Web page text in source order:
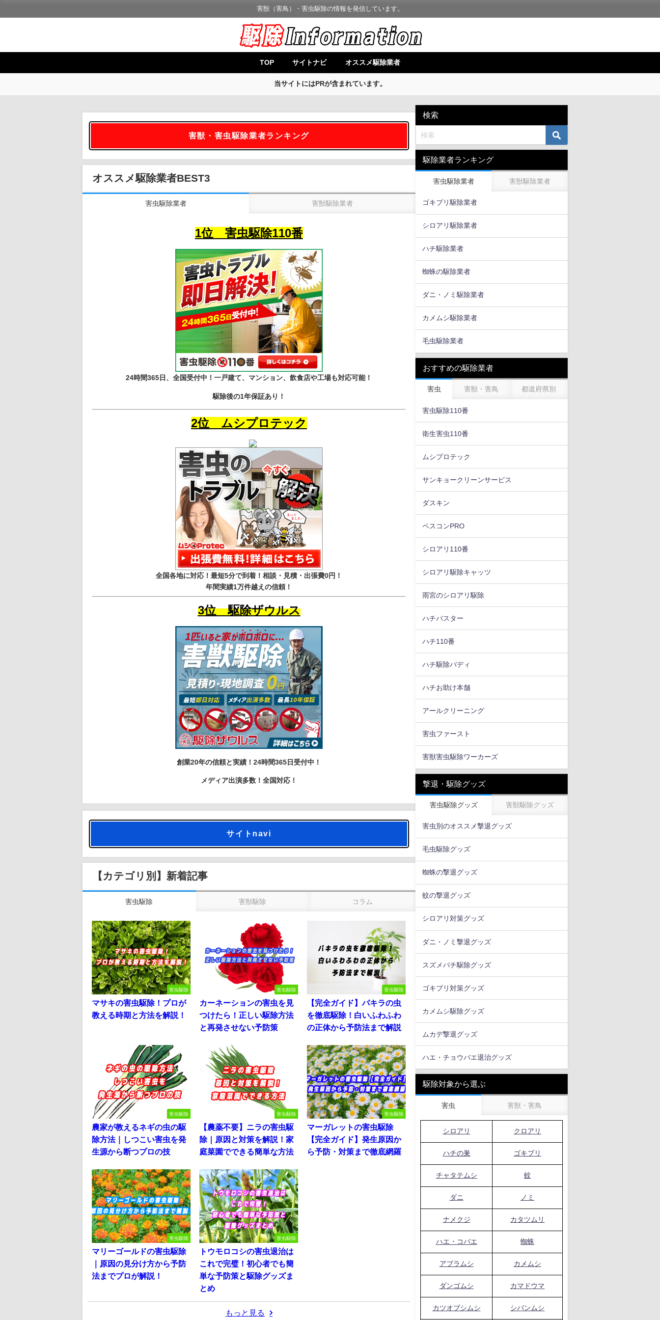
害獣（害鳥）・害虫駆除の情報を発信しています。
TOP サイトナビ オススメ駆除業者
当サイトにはPRが含まれています。
害獣・害虫駆除業者ランキング
オススメ駆除業者BEST3
害虫駆除業者 害獣駆除業者
1位 害虫駆除110番
24時間365日、全国受付中！一戸建て、マンション、飲食店や工場も対応可能！
駆除後の1年保証あり！
2位 ムシプロテック
全国各地に対応！最短5分で到着！相談・見積・出張費0円！
年間実績1万件越えの信頼！
3位 駆除ザウルス
創業20年の信頼と実績！24時間365日受付中！
メディア出演多数！全国対応！
サイトnavi
【カテゴリ別】新着記事
害虫駆除 害獣駆除 コラム
害虫駆除
マサキの害虫駆除！プロが
教える時期と方法を解説！
害虫駆除
カーネーションの害虫を見
つけたら！正しい駆除方法
と再発させない予防策
害虫駆除
【完全ガイド】パキラの虫
を徹底駆除！白いふわふわ
の正体から予防法まで解説
害虫駆除
農家が教えるネギの虫の駆
除方法｜しつこい害虫を発
生源から断つプロの技
害虫駆除
【農薬不要】ニラの害虫駆
除｜原因と対策を解説！家
庭菜園でできる簡単な方法
害虫駆除
マーガレットの害虫駆除
【完全ガイド】発生原因か
ら予防・対策まで徹底網羅
害虫駆除
マリーゴールドの害虫駆除
｜原因の見分け方から予防
法までプロが解説！
害虫駆除
トウモロコシの害虫退治は
これで完璧！初心者でも簡
単な予防策と駆除グッズま
とめ
もっと見る
検索
駆除業者ランキング
害虫駆除業者 害獣駆除業者
ゴキブリ駆除業者
シロアリ駆除業者
ハチ駆除業者
蜘蛛の駆除業者
ダニ・ノミ駆除業者
カメムシ駆除業者
毛虫駆除業者
おすすめの駆除業者
害虫 害獣・害鳥 都道府県別
害虫駆除110番
衛生害虫110番
ムシプロテック
サンキョークリーンサービス
ダスキン
ペスコンPRO
シロアリ110番
シロアリ駆除キャッツ
雨宮のシロアリ駆除
ハチバスター
ハチ110番
ハチ駆除バディ
ハチお助け本舗
アールクリーニング
害虫ファースト
害獣害虫駆除ワーカーズ
撃退・駆除グッズ
害虫駆除グッズ 害獣駆除グッズ
害虫別のオススメ撃退グッズ
毛虫駆除グッズ
蜘蛛の撃退グッズ
蚊の撃退グッズ
シロアリ対策グッズ
ダニ・ノミ撃退グッズ
スズメバチ駆除グッズ
ゴキブリ対策グッズ
カメムシ駆除グッズ
ムカデ撃退グッズ
ハエ・チョウバエ退治グッズ
駆除対象から選ぶ
害虫 害獣・害鳥
シロアリ クロアリ
ハチの巣 ゴキブリ
チャタテムシ 蚊
ダニ ノミ
ナメクジ カタツムリ
ハエ・コバエ 蜘蛛
アブラムシ カメムシ
ダンゴムシ カマドウマ
カツオブシムシ シバンムシ